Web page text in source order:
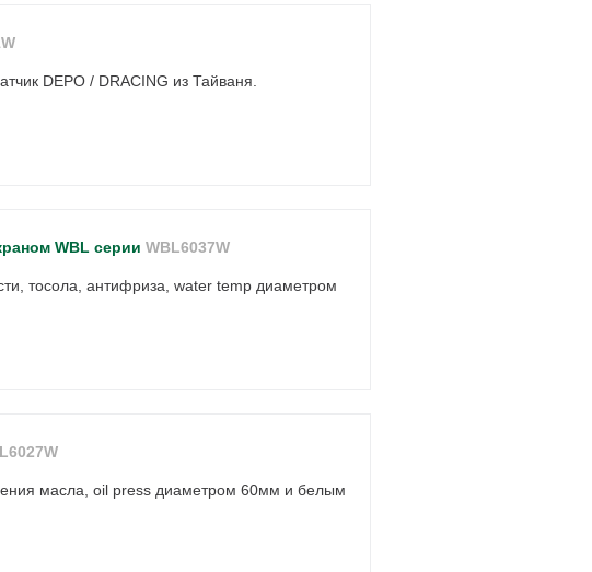
DEPO / DRACING из Тайваня.
WBL серии WBL6037W
тосола, антифриза, water temp диаметром
масла, oil press диаметром 60мм и белым